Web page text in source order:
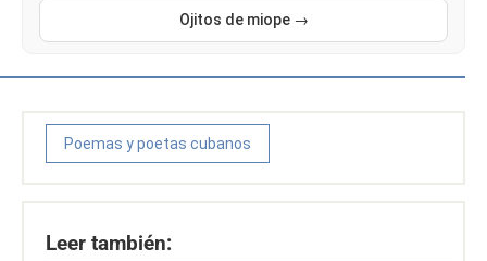
Ojitos de miope →
Poemas y poetas cubanos
Leer también: